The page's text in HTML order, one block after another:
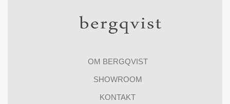
OM BERGQVIST
SHOWROOM
KONTAKT